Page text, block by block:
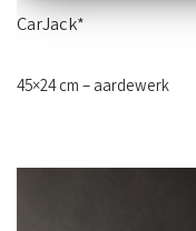
CarJack*
45×24 cm – aardewerk